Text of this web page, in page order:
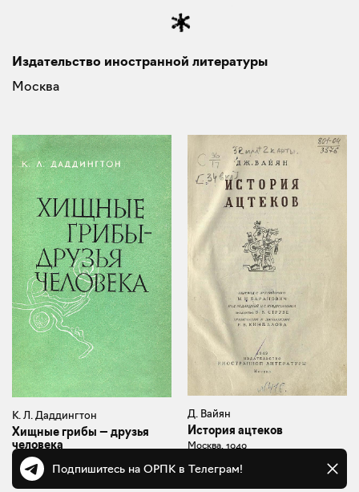
Издательство иностранной литературы
Москва
К. Л. Даддингтон
Хищные грибы — друзья
человека
Москва, 1959
Д. Вайян
История ацтеков
Москва, 1949
Подпишитесь на ОРПК в Телеграм!